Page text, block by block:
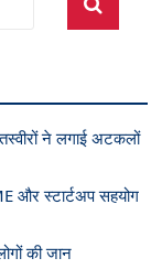
ने लगाई अटकलों
और स्टार्टअप सहयोग
की जान